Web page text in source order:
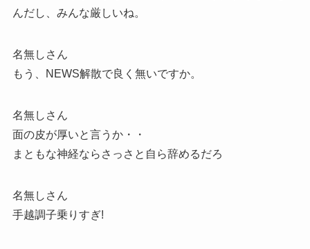
んだし、みんな厳しいね。
名無しさん
もう、NEWS解散で良く無いですか。
名無しさん
面の皮が厚いと言うか・・
まともな神経ならさっさと自ら辞めるだろ
名無しさん
手越調子乗りすぎ!